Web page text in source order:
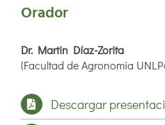
Orador
Dr. Martin Díaz-Zorita​
(Facultad de Agronomia
Descargar